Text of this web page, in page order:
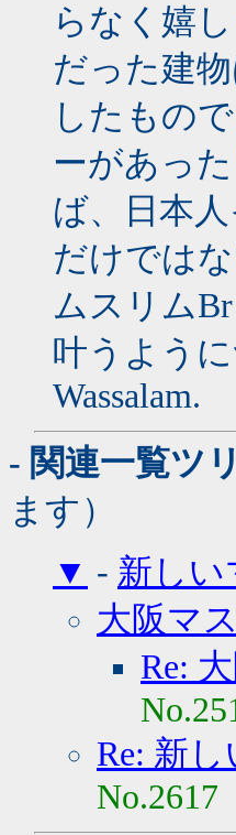
らなく嬉
だった建
したもの
ーがあっ
ば、日本
だけでは
ムスリム
叶うよう
Wassalam.
- 関連一覧ツ
ます）
▼ - 新しい
大阪マ
Re:
Re: 新
No.2617